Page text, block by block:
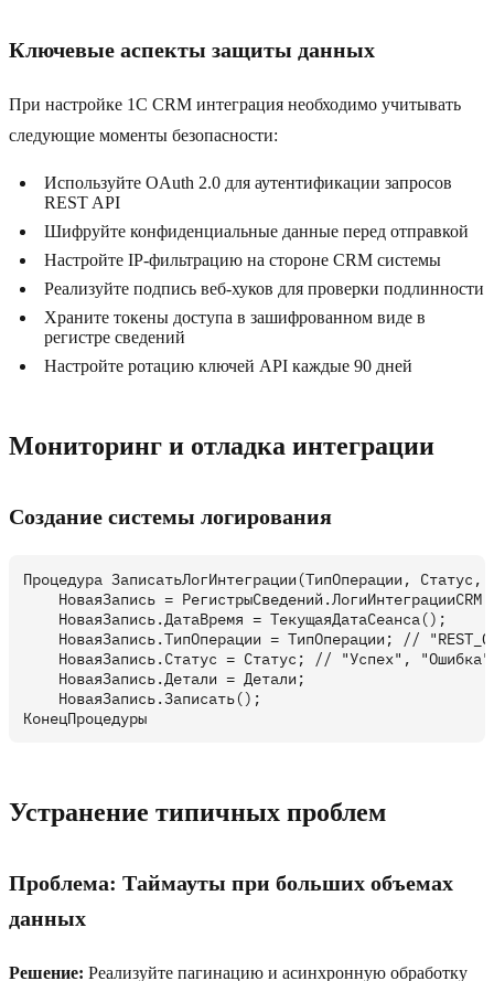
Ключевые аспекты защиты данных
При настройке 1С CRM интеграция необходимо учитывать
следующие моменты безопасности:
Используйте OAuth 2.0 для аутентификации запросов
REST API
Шифруйте конфиденциальные данные перед отправкой
Настройте IP-фильтрацию на стороне CRM системы
Реализуйте подпись веб‑хуков для проверки подлинности
Храните токены доступа в зашифрованном виде в
регистре сведений
Настройте ротацию ключей API каждые 90 дней
Мониторинг и отладка интеграции
Создание системы логирования
Процедура ЗаписатьЛогИнтеграции(ТипОперации, Статус,
НоваяЗапись =
    НоваяЗапись.ДатаВремя = ТекущаяДатаСеанса();
НоваяЗапись.ТипОперации = ТипОперации; //
НоваяЗапись.Статус = Статус; // "Успех",
    НоваяЗапись.Детали = Детали;
    НоваяЗапись.Записать();
Устранение типичных проблем
Проблема: Таймауты при больших объемах
данных
Решение: Реализуйте пагинацию и асинхронную обработку